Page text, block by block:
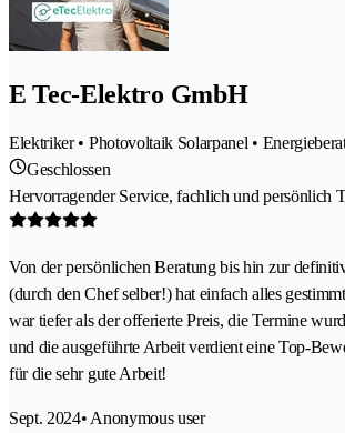
E Tec-Elektro GmbH
Elektriker • Photovoltaik Solarpanel •
Geschlossen
Hervorragender Service, fachlich und persönlich
Von der persönlichen Beratung bis hin zur
(durch den Chef selber!) hat einfach alles
war tiefer als der offerierte Preis, die Termine
und die ausgeführte Arbeit verdient eine Top-
für die sehr gute Arbeit!
Sept. 2024• Anonymous user